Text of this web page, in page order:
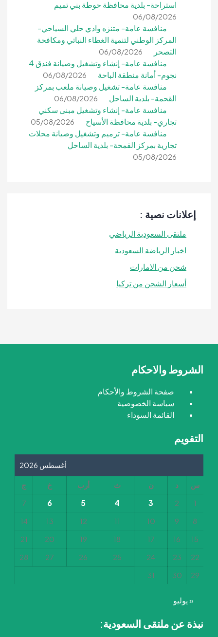
استراحة- بلدية محافظة حوطة بني تميم
06/08/2026
منافسة عامة- متنزه وادي حلي السياحي-
المركز الوطني لتنمية الغطاء النباتي ومكافحة
التصحر
06/08/2026
منافسة عامة- إنشاء وتشغيل وصيانة فندق 4
نجوم- أمانة منطقة الباحة
06/08/2026
منافسة عامة- تشغيل وصيانة ملعب بمركز
القحمة- بلدية الساحل
06/08/2026
منافسة عامة- إنشاء وتشغيل مبنى سكني
تجاري- بلدية محافظة الأسياح
05/08/2026
منافسة عامة- ترميم وتشغيل وصيانة محلات
تجارية بمركز القمحة- بلدية الساحل
05/08/2026
إعلانات نصية :
ملتقى السعودية الرياضي
اخبار الرياضة السعودية
شحن من الامارات
أسعار الشحن من تركيا
الشروط والاحكام
صفحة الشروط والأحكام
سياسة الخصوصية
القائمة السوداء
التقويم
أغسطس 2026
س د ن ث أرب خ
ج
1
2
3
4
5
6
7
8
9
10
11
12
13
14
15
16
17
18
19
20
21
22
23
24
25
26
27
28
29
30
31
« يوليو
نبذة عن ملتقى السعودية: